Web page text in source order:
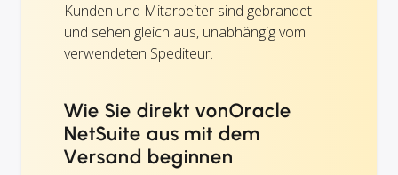
Kunden und Mitarbeiter sind gebrandet
und sehen gleich aus, unabhängig vom
verwendeten Spediteur.
Wie Sie direkt vonOracle
NetSuite aus mit dem
Versand beginnen